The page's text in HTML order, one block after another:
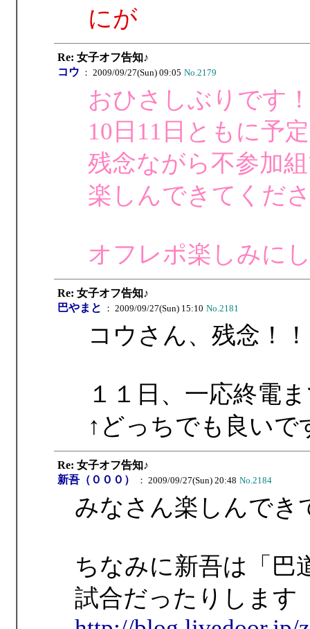
にが
Re: 女子オフ告知♪
コウ ： 2009/09/27(Sun) 09:05 No.2179
おひさしぶりです
10日11日ともに予
残念ながら不参加
楽しんできてくだ
オフレポ楽しみに
Re: 女子オフ告知♪
巴やまと ： 2009/09/27(Sun) 15:10 No.2181
コウさん、残念！
１１日、一応終電
↑どっちでも良いで
Re: 女子オフ告知♪
新吾（０００）
： 2009/09/27(Sun) 20:48 No.2184
みなさん楽しんでき
ちなみに新吾は「巴
試合だったりします